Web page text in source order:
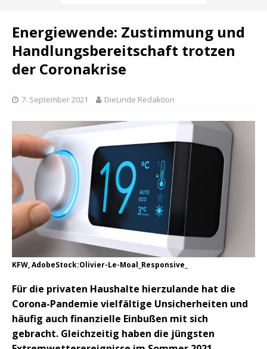
Energiewende: Zustimmung und
Handlungsbereitschaft trotzen
der Coronakrise
7. September 2021 DieLinde Redaktion
KFW, AdobeStock:Olivier-Le-Moal_Responsive_
Für die privaten Haushalte hierzulande hat die
Corona-Pandemie vielfältige Unsicherheiten und
häufig auch finanzielle Einbußen mit sich
gebracht. Gleichzeitig haben die jüngsten